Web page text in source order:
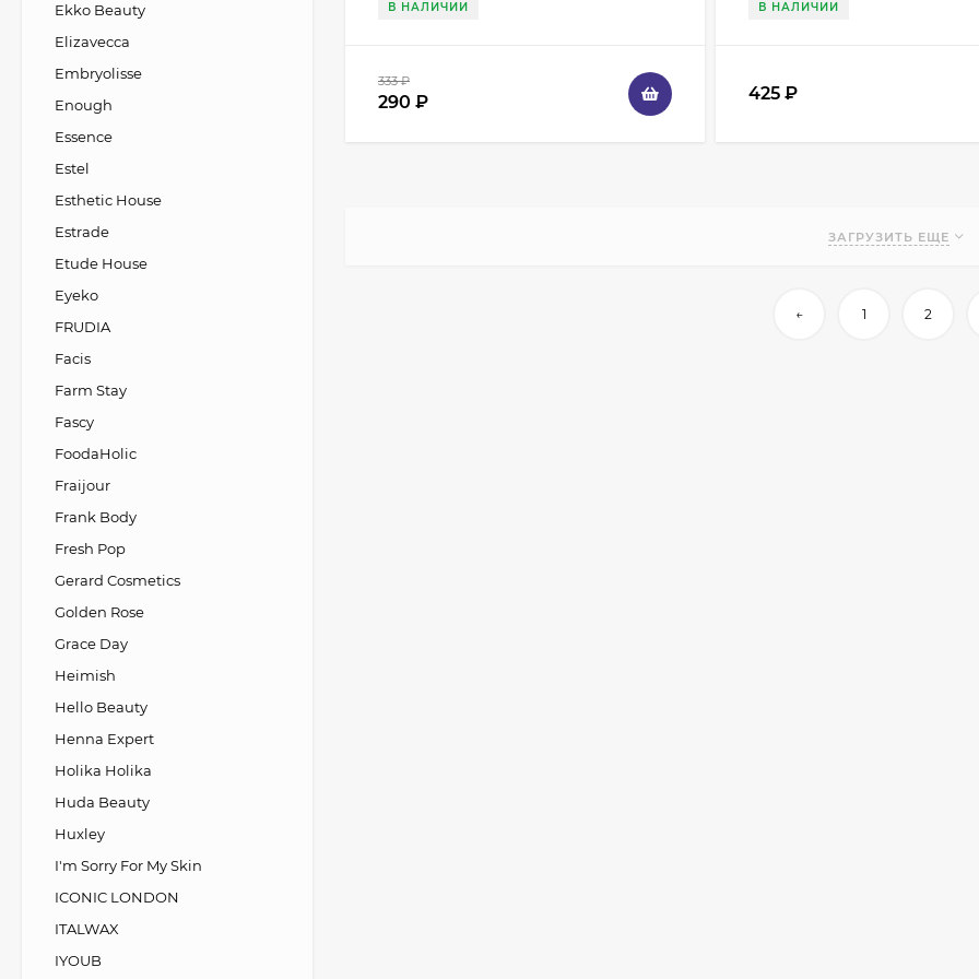
В НАЛИЧИИ
333₽
290 ₽
В НАЛИЧИИ
425₽
ЗАГРУЗИТЬ ЕЩЕ
← 1 2
Ekko Beauty
Elizavecca
Embryolisse
Enough
Essence
Estel
Esthetic House
Estrade
Etude House
Eyeko
FRUDIA
Facis
Farm Stay
Fascy
FoodaHolic
Fraijour
Frank Body
Fresh Pop
Gerard Cosmetics
Golden Rose
Grace Day
Heimish
Hello Beauty
Henna Expert
Holika Holika
Huda Beauty
Huxley
I'm Sorry For My Skin
ICONIC LONDON
ITALWAX
IYOUB